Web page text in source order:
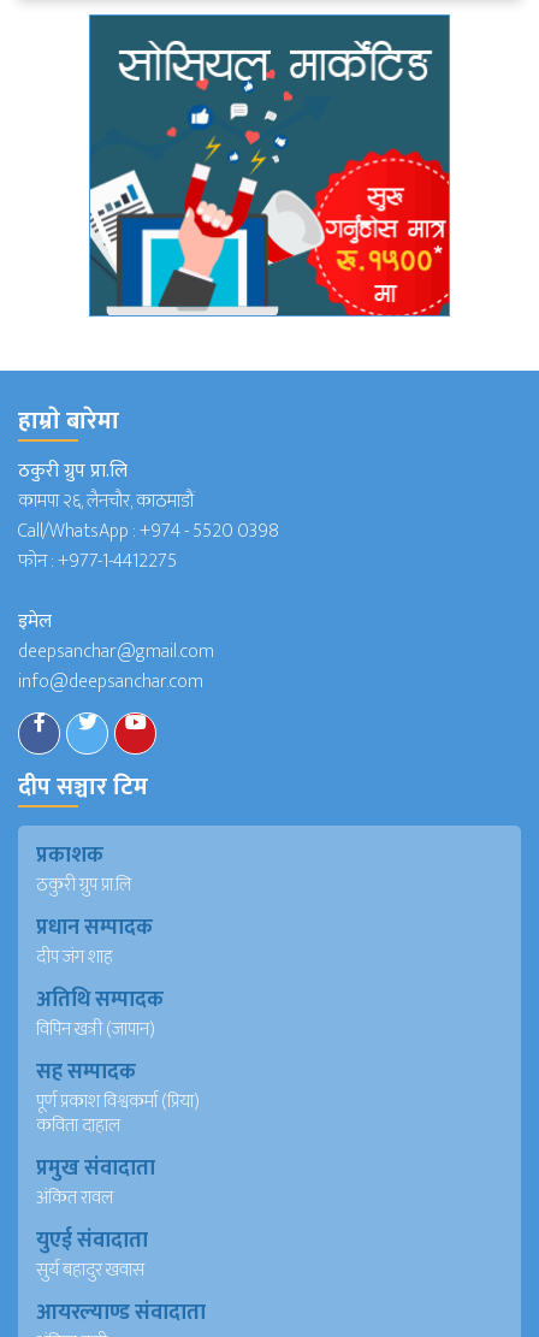
हाम्राे बारेमा
ठकुरी ग्रुप प्रा.लि
कामपा २६, लैनचौर, काठमाडौं
Call/WhatsApp :+974 - 5520 0398
फोन :+977-1-4412275
इमेल
deepsanchar@gmail.com
info@deepsanchar.com
दीप सञ्चार टिम
प्रकाशक
ठकुरी ग्रुप प्रा.लि
प्रधान सम्पादक
दीप जंग शाह
अतिथि सम्पादक
विपिन खत्री (जापान)
सह सम्पादक
पूर्ण प्रकाश विश्वकर्मा (प्रिया)
कविता दाहाल
प्रमुख संवादाता
अंकित रावल
युएई संवादाता
सुर्य बहादुर खवास
आयरल्याण्ड संवादाता